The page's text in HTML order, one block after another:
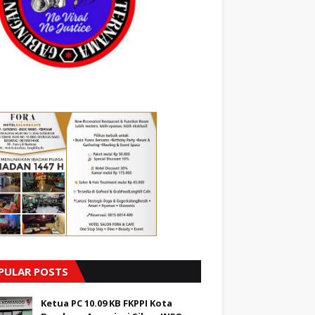
POSTS
Ketua PC 10.09 KB FKPPI Kota